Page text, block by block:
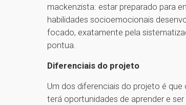
mackenzista: estar preparado para
habilidades socioemocionais
focado, exatamente pela
pontua.
Diferenciais do projeto
Um dos diferenciais do projeto é
terá oportunidades de aprender e